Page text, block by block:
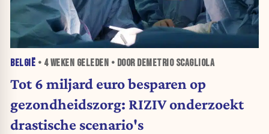
BELGIË • 4 WEKEN GELEDEN • DOOR DEMETRIO SCAGLIOLA
Tot 6 miljard euro besparen op
gezondheidszorg: RIZIV onderzoekt
drastische scenario's